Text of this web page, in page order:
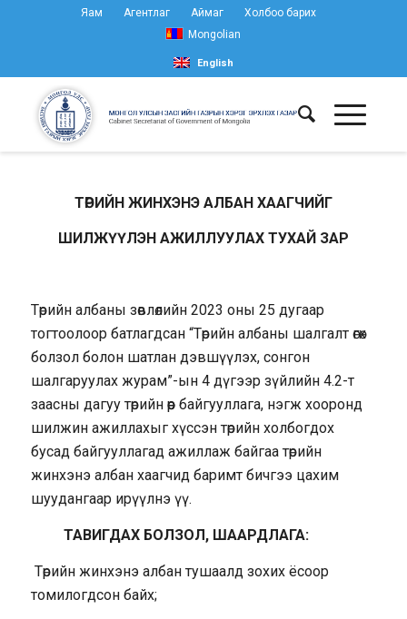
Яам Агентлаг Аймаг
Холбоо барих
Mongolian
English
ТӨРИЙН ЖИНХЭНЭ АЛБАН ХААГЧИЙГ
ШИЛЖҮҮЛЭН АЖИЛЛУУЛАХ ТУХАЙ ЗАР
Төрийн албаны зөвлөлийн 2023 оны 25 дугаар
тогтоолоор батлагдсан “Төрийн албаны шалгалт өгөх
болзол болон шатлан дэвшүүлэх, сонгон
шалгаруулах журам”-ын 4 дүгээр зүйлийн 4.2-т
заасны дагуу төрийн өөр байгууллага, нэгж хооронд
шилжин ажиллахыг хүссэн төрийн холбогдох
бусад байгууллагад ажиллаж байгаа төрийн
жинхэнэ албан хаагчид баримт бичгээ цахим
шуудангаар ирүүлнэ үү.
ТАВИГДАХ БОЛЗОЛ, ШААРДЛАГА:
Төрийн жинхэнэ албан тушаалд зохих ёсоор
томилогдсон байх;